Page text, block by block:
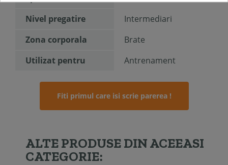
Nivel pregatire
Intermediari
Zona corporala
Brate
Utilizat pentru
Antrenament
Fiti primul care isi scrie parerea !
ALTE PRODUSE DIN ACEEASI
CATEGORIE: